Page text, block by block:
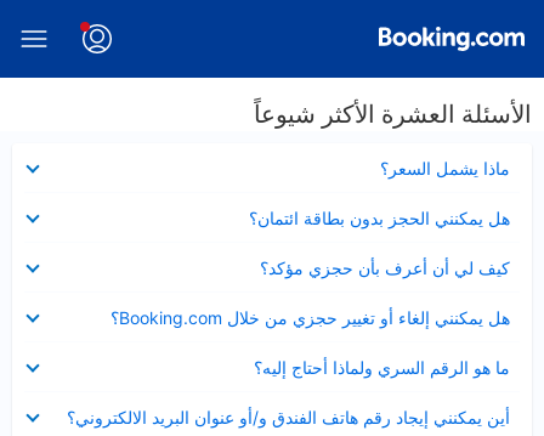
الأسئلة العشرة الأكثر شيوعاً
ماذا يشمل السعر؟
مصغر
هل يمكنني الحجز بدون بطاقة ائتمان؟
مصغر
كيف لي أن أعرف بأن حجزي مؤكد؟
مصغر
هل يمكنني إلغاء أو تغيير حجزي من خلال Booking.com؟
مصغر
ما هو الرقم السري ولماذا أحتاج إليه؟
مصغر
أين يمكنني إيجاد رقم هاتف الفندق و/أو عنوان البريد الالكتروني؟
عرض
مصغر